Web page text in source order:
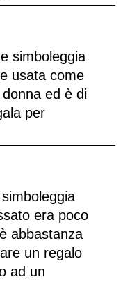
simboleggia
usata come
ed è di
per
era poco
abbastanza
un regalo
ad un